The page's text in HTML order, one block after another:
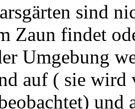
sind
Zaun findet
Umgebung
auf ( sie
und